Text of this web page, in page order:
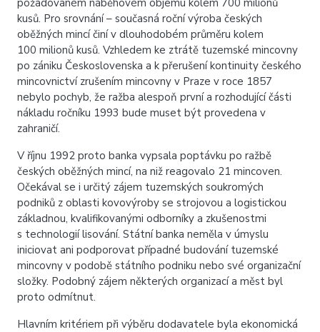
požadovaném náběhovém objemu kolem 700 milionů
kusů. Pro srovnání – současná roční výroba českých
oběžných mincí činí v dlouhodobém průměru kolem
100 milionů kusů. Vzhledem ke ztrátě tuzemské mincovny
po zániku Československa a k přerušení kontinuity českého
mincovnictví zrušením mincovny v Praze v roce 1857
nebylo pochyb, že ražba alespoň první a rozhodující části
nákladu ročníku 1993 bude muset být provedena v
zahraničí.
V říjnu 1992 proto banka vypsala poptávku po ražbě
českých oběžných mincí, na niž reagovalo 21 mincoven.
Očekával se i určitý zájem tuzemských soukromých
podniků z oblasti kovovýroby se strojovou a logistickou
základnou, kvalifikovanými odborníky a zkušenostmi
s technologií lisování. Státní banka neměla v úmyslu
iniciovat ani podporovat případné budování tuzemské
mincovny v podobě státního podniku nebo své organizační
složky. Podobný zájem některých organizací a měst byl
proto odmítnut.
Hlavním kritériem při výběru dodavatele byla ekonomická